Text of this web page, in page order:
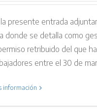
presente entrada
donde se detalla como
retribuido del que
entre el 30 de
información